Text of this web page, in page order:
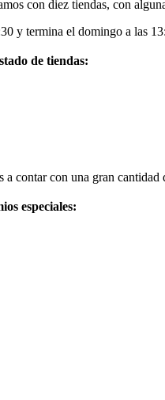
con diez tiendas, con
y termina el domingo a las
de tiendas:
contar con una gran cantidad
especiales: